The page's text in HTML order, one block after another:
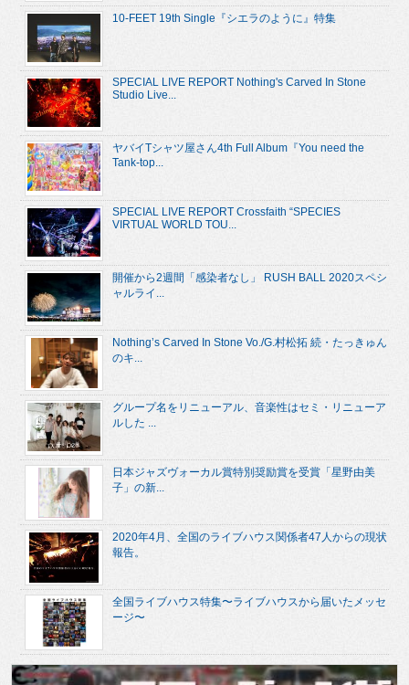
10-FEET 19th Single『シエラのように』特集
SPECIAL LIVE REPORT Nothing's Carved In Stone
Studio Live...
ヤバイTシャツ屋さん4th Full Album『You need the
Tank-top...
SPECIAL LIVE REPORT Crossfaith “SPECIES
VIRTUAL WORLD TOU...
開催から2週間「感染者なし」 RUSH BALL 2020スペシ
ャルライ...
Nothing’s Carved In Stone Vo./G.村松拓 続・たっきゅん
のキ...
グループ名をリニューアル、音楽性はセミ・リニューア
ルした ...
日本ジャズヴォーカル賞特別奨励賞を受賞「星野由美
子」の新...
2020年4月、全国のライブハウス関係者47人からの現状
報告。
全国ライブハウス特集〜ライブハウスから届いたメッセ
ージ〜